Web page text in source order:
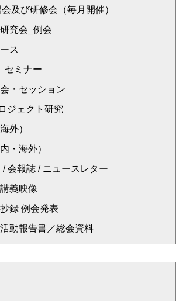
及び研修会（毎月開催）
究会_例会
ス
セミナー
・セッション
ジェクト研究
外）
・海外）
会報誌 / ニュースレター
義映像
録 例会発表
活動報告書／総会資料